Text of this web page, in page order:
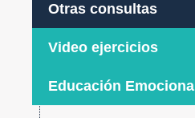
Otras consultas
Video ejercicios
Educación Emocional